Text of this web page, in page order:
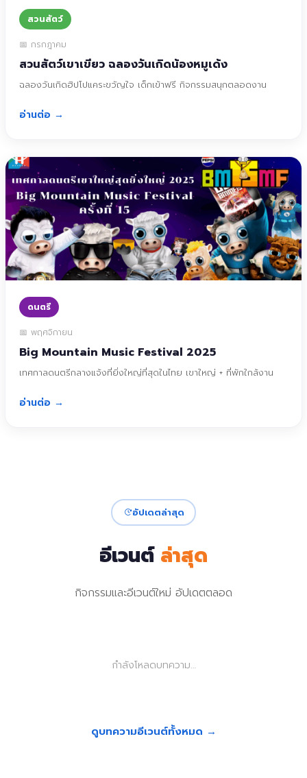
สวนสัตว์
📅 กรกฎาคม
สวนสัตว์เขาเขียว ฉลองวันเกิดน้องหมูเด้ง
ฉลองวันเกิดฮิปโปแคระขวัญใจ เด็กเข้าฟรี กิจกรรมสนุกตลอดงาน
อ่านต่อ →
ดนตรี
📅 พฤศจิกายน
Big Mountain Music Festival 2025
เทศกาลดนตรีกลางแจ้งที่ยิ่งใหญ่ที่สุดในไทย เขาใหญ่ + ที่พักใกล้งาน
อ่านต่อ →
อัปเดตล่าสุด
อีเวนต์ ล่าสุด
กิจกรรมและอีเวนต์ใหม่ อัปเดตตลอด
กำลังโหลดบทความ…
ดูบทความอีเวนต์ทั้งหมด →